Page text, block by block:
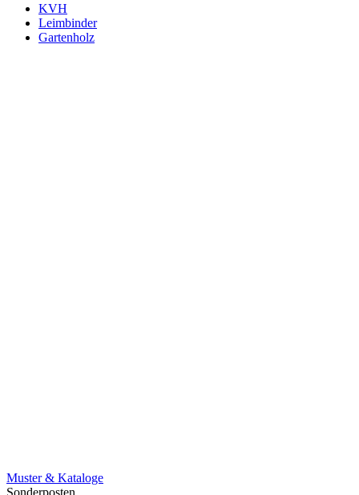
KVH
Leimbinder
Gartenholz
Muster & Kataloge
Sonderposten